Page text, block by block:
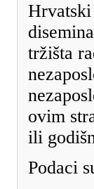
Hrvatski
tržišta
ovim
ili
Podaci